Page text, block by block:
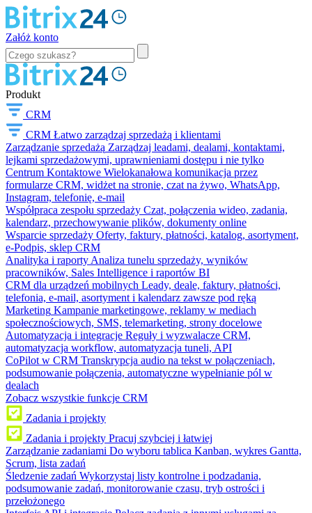
Załóż konto
Produkt
CRM
CRM Łatwo zarządzaj sprzedażą i klientami
Zarządzanie sprzedażą Zarządzaj leadami, dealami, kontaktami,
lejkami sprzedażowymi, uprawnieniami dostępu i nie tylko
Centrum Kontaktowe Wielokanałowa komunikacja przez
formularze CRM, widżet na stronie, czat na żywo, WhatsApp,
Instagram, telefonię, e-mail
Współpraca zespołu sprzedaży Czat, połączenia wideo, zadania,
kalendarz, przechowywanie plików, dokumenty online
Wsparcie sprzedaży Oferty, faktury, płatności, katalog, asortyment,
e-Podpis, sklep CRM
Analityka i raporty Analiza tunelu sprzedaży, wyników
pracowników, Sales Intelligence i raportów BI
CRM dla urządzeń mobilnych Leady, deale, faktury, płatności,
telefonia, e-mail, asortyment i kalendarz zawsze pod ręką
Marketing Kampanie marketingowe, reklamy w mediach
społecznościowych, SMS, telemarketing, strony docelowe
Automatyzacja i integracje Reguły i wyzwalacze CRM,
automatyzacja workflow, automatyzacja tuneli, API
CoPilot w CRM Transkrypcja audio na tekst w połączeniach,
podsumowanie połączenia, automatyczne wypełnianie pól w
dealach
Zobacz wszystkie funkcje CRM
Zadania i projekty
Zadania i projekty Pracuj szybciej i łatwiej
Zarządzanie zadaniami Do wyboru tablica Kanban, wykres Gantta,
Scrum, lista zadań
Śledzenie zadań Wykorzystaj listy kontrolne i podzadania,
podsumowanie zadań, monitorowanie czasu, tryb ostrości i
przełożonego